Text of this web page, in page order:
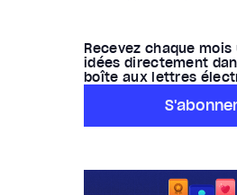
Recevez chaque mois
idées directement
boîte aux lettres